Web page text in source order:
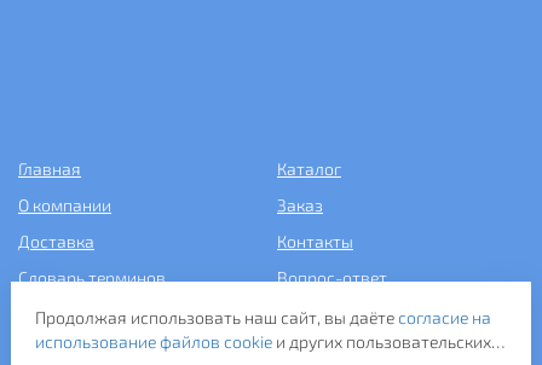
Главная
Каталог
О компании
Заказ
Доставка
Контакты
Словарь терминов
Вопрос-ответ
Статьи
Продолжая использовать наш сайт, вы даётесогласие на
использование файлов cookieи других пользовательских